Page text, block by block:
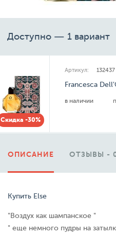
Доступно — 1 вариант
Скидка -30%
Артикул: 132437
Francesca
в наличии
ОПИСАНИЕ ОТЗЫВЫ -
Купить Else
"Воздух как шампанское "
" еще немного пудры на